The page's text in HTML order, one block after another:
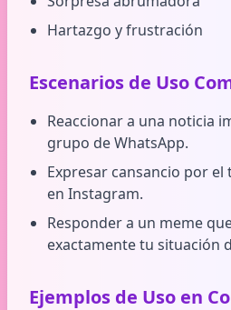
Hartazgo y frustración
Escenarios de Uso
Reaccionar a una noticia
grupo de WhatsApp.
Expresar cansancio por
en Instagram.
Responder a un meme
exactamente tu situación
Ejemplos de Uso en